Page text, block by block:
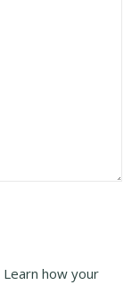
Learn how your